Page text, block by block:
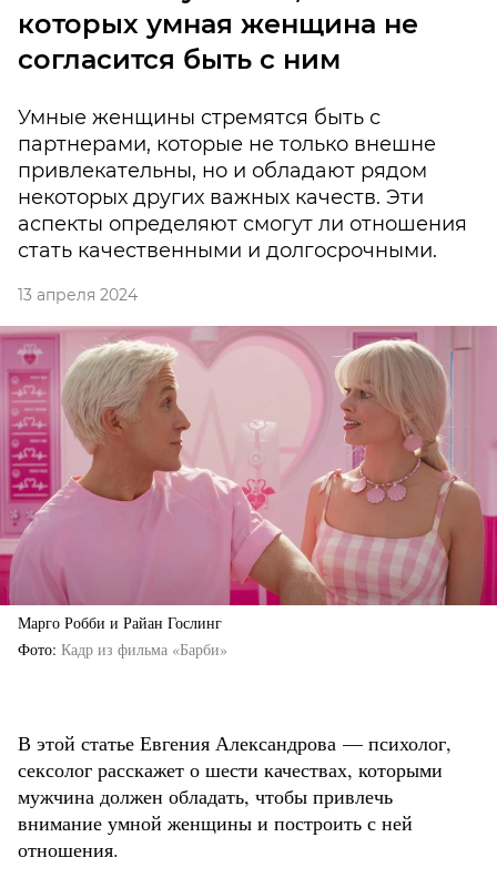
которых умная женщина не
согласится быть с ним
Умные женщины стремятся быть с
партнерами, которые не только внешне
привлекательны, но и обладают рядом
некоторых других важных качеств. Эти
аспекты определяют смогут ли отношения
стать качественными и долгосрочными.
13 апреля 2024
Марго Робби и Райан Гослинг
Фото Кадр из фильма «Барби»
В этой статье Евгения Александрова — психолог,
сексолог расскажет о шести качествах, которыми
мужчина должен обладать, чтобы привлечь
внимание умной женщины и построить с ней
отношения.